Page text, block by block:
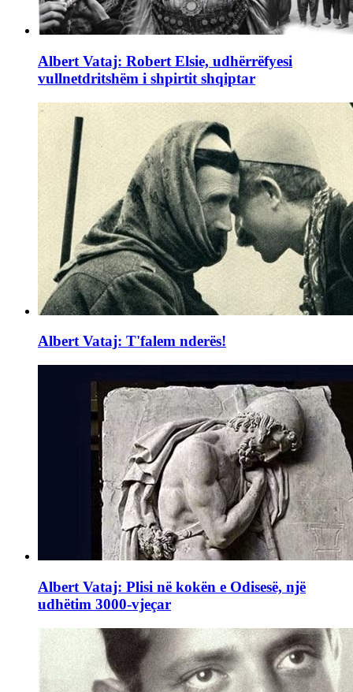
Albert Vataj: Robert Elsie, udhërrëfyesi
vullnetdritshëm i shpirtit shqiptar
Albert Vataj: T'falem nderës!
Albert Vataj: Plisi në kokën e Odisesë, një
udhëtim 3000-vjeçar